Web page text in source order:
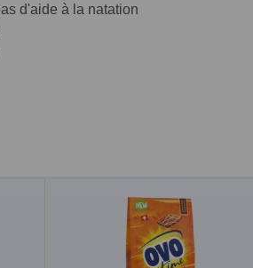
d'aide à la natation